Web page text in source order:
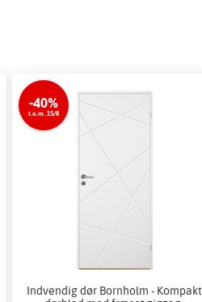
-40%
t.o.m. 15/8
Indvendig dør Bornholm - Kompakt